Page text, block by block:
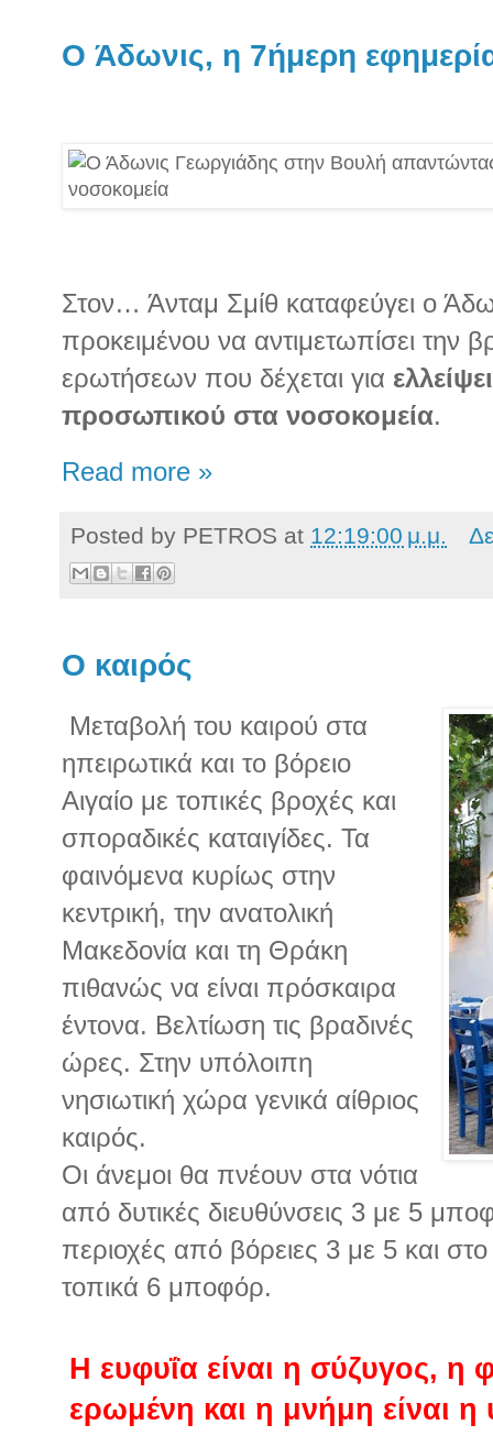
O Άδωνις, η 7ήμερη
Στον… Άνταμ Σμίθ καταφεύγει ο
προκειμένου να αντιμετωπίσει την
ερωτήσεων που δέχεται για
προσωπικού στα νοσοκομεία.
Read more »
Posted by PETROS at 12:19:00 μ.μ.
O καιρός
Μεταβολή του καιρού στα
ηπειρωτικά και το βόρειο
Αιγαίο με τοπικές βροχές και
σποραδικές καταιγίδες. Τα
φαινόμενα κυρίως στην
κεντρική, την ανατολική
Μακεδονία και τη Θράκη
πιθανώς να είναι πρόσκαιρα
έντονα. Βελτίωση τις βραδινές
ώρες. Στην υπόλοιπη
νησιωτική χώρα γενικά αίθριος
καιρός.
Οι άνεμοι θα πνέουν στα νότια
από δυτικές διευθύνσεις 3 με 5
περιοχές από βόρειες 3 με 5 και
τοπικά 6 μποφόρ.
Η ευφυΐα είναι η σύζυγος, η
ερωμένη και η μνήμη είναι η